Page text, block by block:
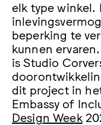
elk type winkel.
beperking te
kunnen
is Studio
dit project in
Embassy of
Design Week